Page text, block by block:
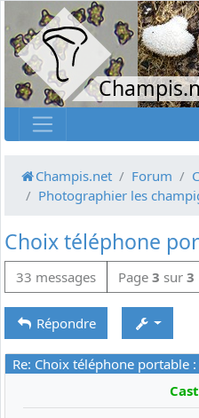
Champis.net Forum
Photographier les
Choix téléphone
33 messages Page 3 sur 3
Répondre
Re: Choix téléphone portable